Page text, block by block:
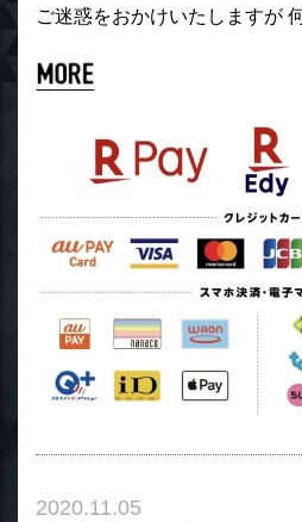
ご迷惑をおかけいたしますが
2020.11.05